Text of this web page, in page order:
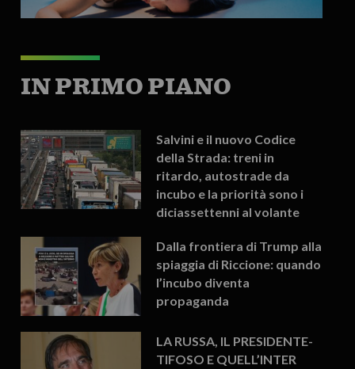
IN PRIMO PIANO
Salvini e il nuovo Codice
della Strada: treni in
ritardo, autostrade da
incubo e la priorità sono i
diciassettenni al volante
Dalla frontiera di Trump alla
spiaggia di Riccione: quando
l’incubo diventa
propaganda
LA RUSSA, IL PRESIDENTE-
TIFOSO E QUELL’INTER